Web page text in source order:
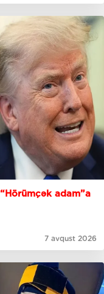
“Hörümçək adam”a
7 avqust 2026